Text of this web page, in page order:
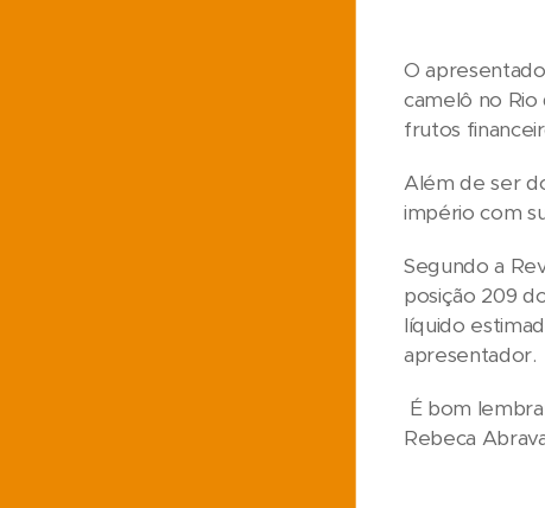
O
camelô no
frutos
Além de ser
império com
Segundo a
posição 209
líquido
apresentador.
É bom
Rebeca